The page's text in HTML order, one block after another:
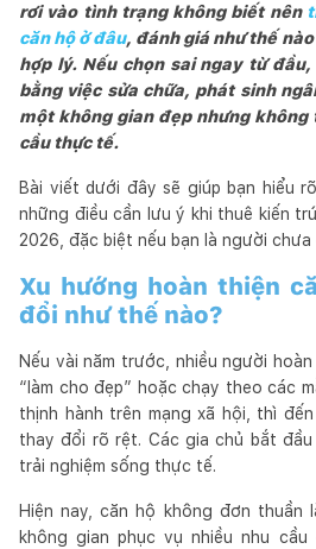
rơi vào tình trạng không biết nên
căn hộ ở đâu, đánh giá như thế
hợp lý. Nếu chọn sai ngay từ
bằng việc sửa chữa, phát sinh
một không gian đẹp nhưng không
cầu thực tế.
Bài viết dưới đây sẽ giúp bạn hiểu
những điều cần lưu ý khi thuê kiến
2026, đặc biệt nếu bạn là người chưa
Xu hướng hoàn thiện
đổi như thế nào?
Nếu vài năm trước, nhiều người
“làm cho đẹp” hoặc chạy theo các
thịnh hành trên mạng xã hội, thì
thay đổi rõ rệt. Các gia chủ bắt đầu
trải nghiệm sống thực tế.
Hiện nay, căn hộ không đơn
không gian phục vụ nhiều nhu